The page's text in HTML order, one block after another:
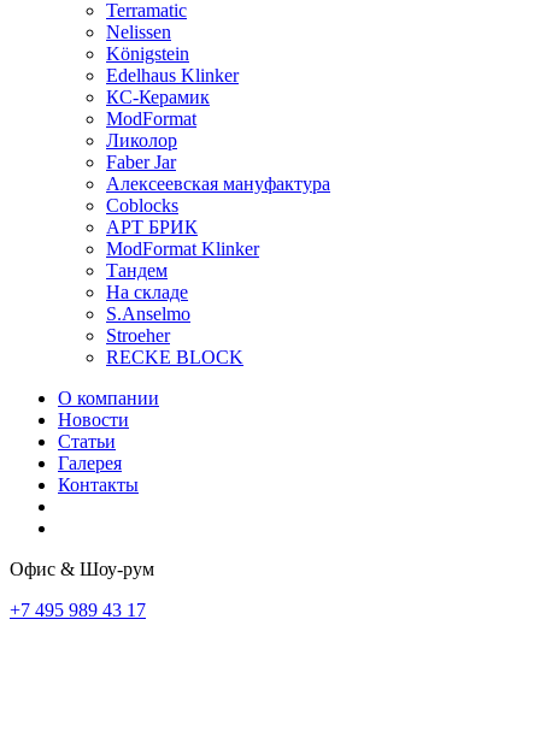
Terramatic
Nelissen
Königstein
Edelhaus Klinker
КС-Керамик
ModFormat
Ликолор
Faber Jar
Алексеевская мануфактура
Coblocks
АРТ БРИК
ModFormat Klinker
Тандем
На складе
S.Anselmo
Stroeher
RECKE BLOCK
О компании
Новости
Статьи
Галерея
Контакты
Офис & Шоу-рум
+7 495 989 43 17